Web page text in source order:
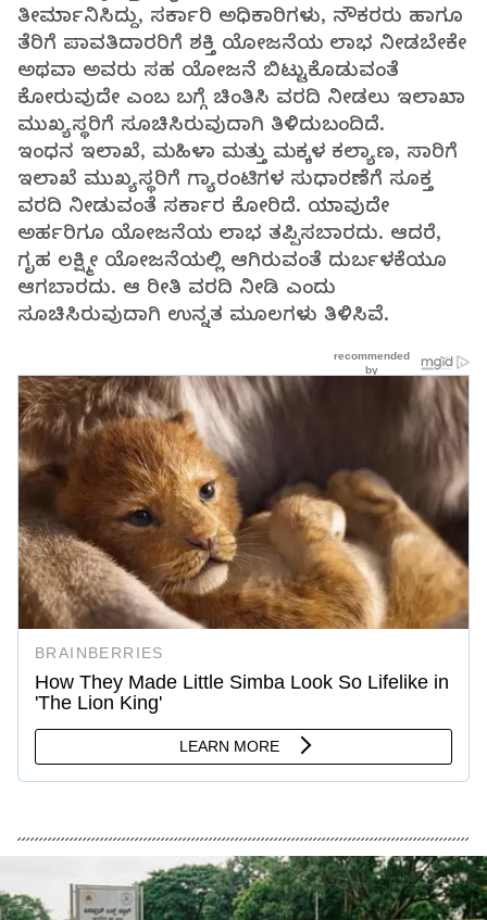
ತೀರ್ಮಾನಿಸಿದ್ದು, ಸರ್ಕಾರಿ ಅಧಿಕಾರಿಗಳು, ನೌಕರರು ಹಾಗೂ
ತೆರಿಗೆ ಪಾವತಿದಾರರಿಗೆ ಶಕ್ತಿ ಯೋಜನೆಯ ಲಾಭ ನೀಡಬೇಕೇ
ಅಥವಾ ಅವರು ಸಹ ಯೋಜನೆ ಬಿಟ್ಟುಕೊಡುವಂತೆ
ಕೋರುವುದೇ ಎಂಬ ಬಗ್ಗೆ ಚಿಂತಿಸಿ ವರದಿ ನೀಡಲು ಇಲಾಖಾ
ಮುಖ್ಯಸ್ಥರಿಗೆ ಸೂಚಿಸಿರುವುದಾಗಿ ತಿಳಿದುಬಂದಿದೆ.
ಇಂಧನ ಇಲಾಖೆ, ಮಹಿಳಾ ಮತ್ತು ಮಕ್ಕಳ ಕಲ್ಯಾಣ, ಸಾರಿಗೆ
ಇಲಾಖೆ ಮುಖ್ಯಸ್ಥರಿಗೆ ಗ್ಯಾರಂಟಿಗಳ ಸುಧಾರಣೆಗೆ ಸೂಕ್ತ
ವರದಿ ನೀಡುವಂತೆ ಸರ್ಕಾರ ಕೋರಿದೆ. ಯಾವುದೇ
ಅರ್ಹರಿಗೂ ಯೋಜನೆಯ ಲಾಭ ತಪ್ಪಿಸಬಾರದು. ಆದರೆ,
ಗೃಹ ಲಕ್ಷ್ಮೀ ಯೋಜನೆಯಲ್ಲಿ ಆಗಿರುವಂತೆ ದುರ್ಬಳಕೆಯೂ
ಆಗಬಾರದು. ಆ ರೀತಿ ವರದಿ ನೀಡಿ ಎಂದು
ಸೂಚಿಸಿರುವುದಾಗಿ ಉನ್ನತ ಮೂಲಗಳು ತಿಳಿಸಿವೆ.